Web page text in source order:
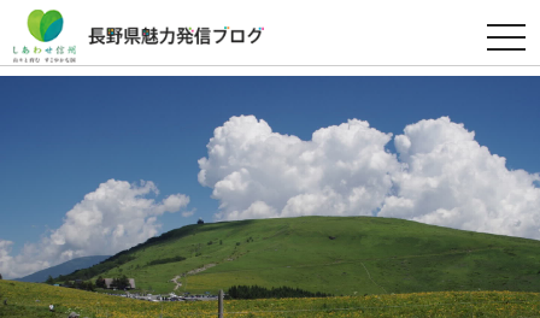
t
o
g
a
v
g
a
t
o
n